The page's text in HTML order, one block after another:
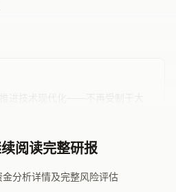
阅读完整研报
分析详情及完整风险评估